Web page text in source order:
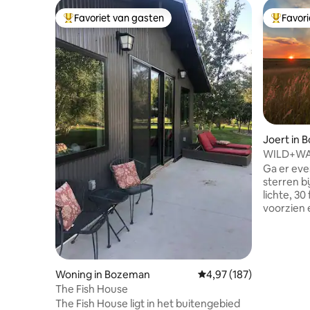
Topfavoriet van gasten
Favoriet van gasten
Woning in Bozeman Gemiddelde
4,97 (187)
The Fish House
The Fish House ligt in het buitengebied
Joert in
van
Ga er
sterren
lichte, 30
voorzien